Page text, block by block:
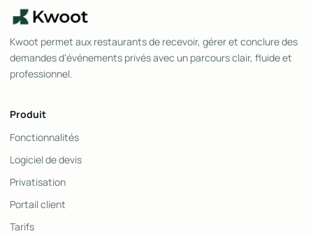
Kwoot permet aux restaurants de recevoir, gérer et conclure des
demandes d'événements privés avec un parcours clair, fluide et
professionnel.
Produit
Fonctionnalités
Logiciel de devis
Privatisation
Portail client
Tarifs